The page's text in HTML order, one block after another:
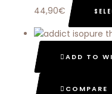
44,90€
ADD TO
COMPARE